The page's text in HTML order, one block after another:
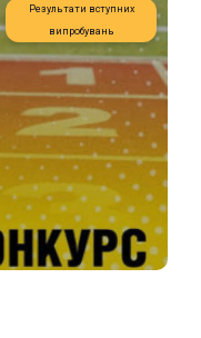
Результати вступних
випробувань